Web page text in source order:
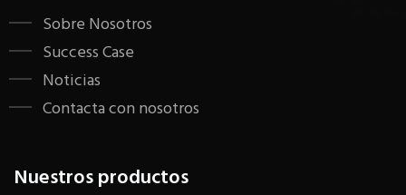
Sobre Nosotros
Success Case
Noticias
Contacta con nosotros
Nuestros productos